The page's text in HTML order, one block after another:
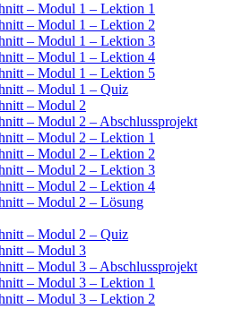
– Modul 1 – Lektion 1
– Modul 1 – Lektion 2
– Modul 1 – Lektion 3
– Modul 1 – Lektion 4
– Modul 1 – Lektion 5
– Modul 1 – Quiz
– Modul 2
– Modul 2 – Abschlussprojekt
– Modul 2 – Lektion 1
– Modul 2 – Lektion 2
– Modul 2 – Lektion 3
– Modul 2 – Lektion 4
– Modul 2 – Lösung
– Modul 2 – Quiz
– Modul 3
– Modul 3 – Abschlussprojekt
– Modul 3 – Lektion 1
– Modul 3 – Lektion 2